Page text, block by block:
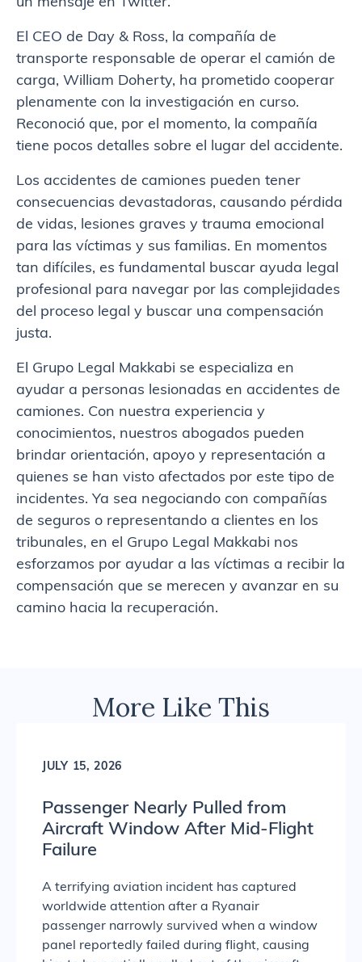
El CEO de Day & Ross, la compañía de
transporte responsable de operar el camión de
carga, William Doherty, ha prometido cooperar
plenamente con la investigación en curso.
Reconoció que, por el momento, la compañía
tiene pocos detalles sobre el lugar del accidente.
Los accidentes de camiones pueden tener
consecuencias devastadoras, causando pérdida
de vidas, lesiones graves y trauma emocional
para las víctimas y sus familias. En momentos
tan difíciles, es fundamental buscar ayuda legal
profesional para navegar por las complejidades
del proceso legal y buscar una compensación
justa.
El Grupo Legal Makkabi se especializa en
ayudar a personas lesionadas en accidentes de
camiones. Con nuestra experiencia y
conocimientos, nuestros abogados pueden
brindar orientación, apoyo y representación a
quienes se han visto afectados por este tipo de
incidentes. Ya sea negociando con compañías
de seguros o representando a clientes en los
tribunales, en el Grupo Legal Makkabi nos
esforzamos por ayudar a las víctimas a recibir la
compensación que se merecen y avanzar en su
camino hacia la recuperación.
More Like This
JULY 15, 2026
Passenger Nearly Pulled from
Aircraft Window After Mid-Flight
Failure
A terrifying aviation incident has captured
worldwide attention after a Ryanair
passenger narrowly survived when a window
panel reportedly failed during flight, causing